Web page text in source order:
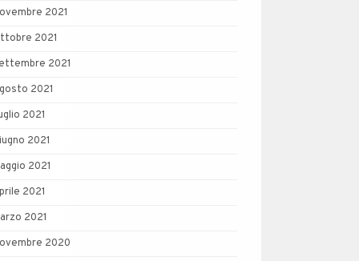
2021
2021
2021
2021
2021
2021
2021
2021
2021
2020